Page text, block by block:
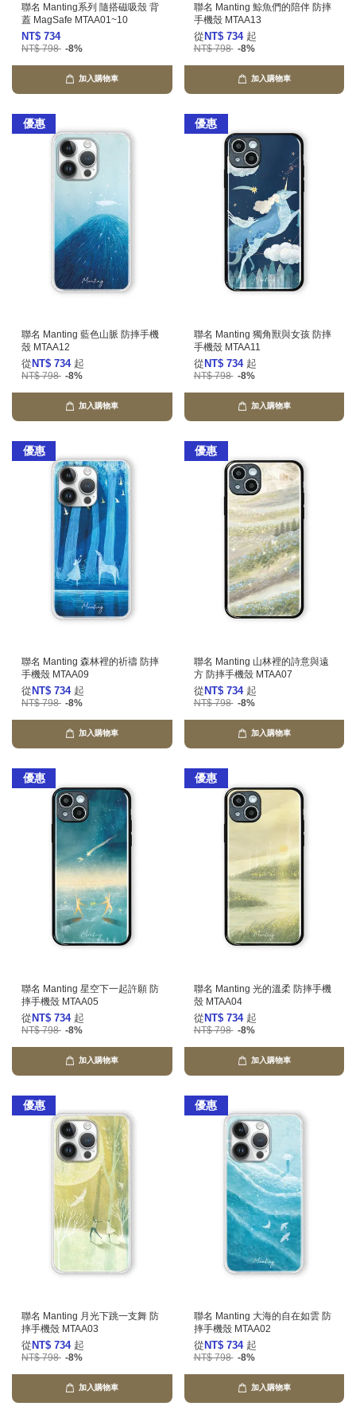
聯名 Manting系列 隨搭磁吸殼 背
蓋 MagSafe MTAA01~10
NT$ 734
NT$ 798 -8%
加入購物車
聯名 Manting 鯨魚們的陪伴 防摔
手機殼 MTAA13
從 NT$ 734 起
NT$ 798 -8%
加入購物車
優惠
聯名 Manting 藍色山脈 防摔手機
殼 MTAA12
從 NT$ 734 起
NT$ 798 -8%
加入購物車
優惠
聯名 Manting 獨角獸與女孩 防摔
手機殼 MTAA11
從 NT$ 734 起
NT$ 798 -8%
加入購物車
優惠
聯名 Manting 森林裡的祈禱 防摔
手機殼 MTAA09
從 NT$ 734 起
NT$ 798 -8%
加入購物車
優惠
聯名 Manting 山林裡的詩意與遠
方 防摔手機殼 MTAA07
從 NT$ 734 起
NT$ 798 -8%
加入購物車
優惠
聯名 Manting 星空下一起許願 防
摔手機殼 MTAA05
從 NT$ 734 起
NT$ 798 -8%
加入購物車
優惠
聯名 Manting 光的溫柔 防摔手機
殼 MTAA04
從 NT$ 734 起
NT$ 798 -8%
加入購物車
優惠
聯名 Manting 月光下跳一支舞 防
摔手機殼 MTAA03
從 NT$ 734 起
NT$ 798 -8%
加入購物車
優惠
聯名 Manting 大海的自在如雲 防
摔手機殼 MTAA02
從 NT$ 734 起
NT$ 798 -8%
加入購物車